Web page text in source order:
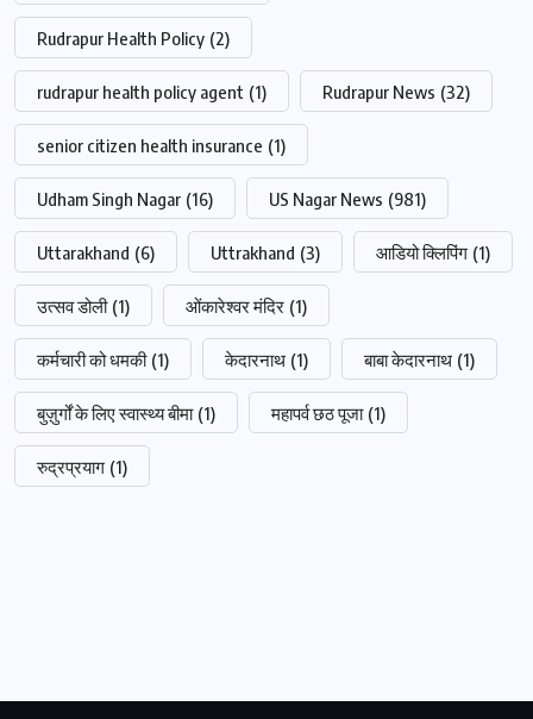
Rudrapur Health Policy (2)
rudrapur health policy agent (1) Rudrapur News (32)
senior citizen health insurance (1)
Udham Singh Nagar (16) US Nagar News (981)
Uttarakhand (6) Uttrakhand (3) आडियो क्लिपिंग (1)
उत्सव डोली (1) ओंकारेश्वर मंदिर (1)
कर्मचारी को धमकी (1) केदारनाथ (1) बाबा केदारनाथ (1)
बुज़ुर्गों के लिए स्वास्थ्य बीमा (1) महापर्व छठ पूजा (1)
रुद्रप्रयाग (1)